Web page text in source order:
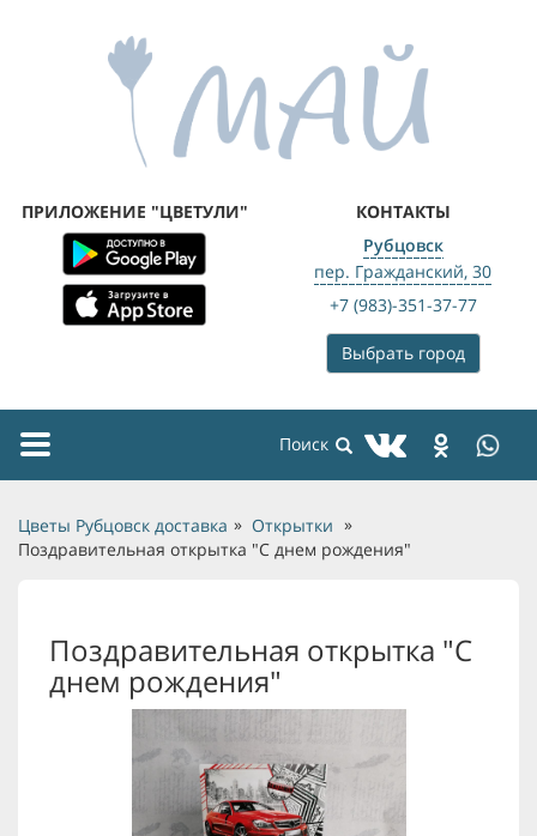
ПРИЛОЖЕНИЕ "ЦВЕТУЛИ"
КОНТАКТЫ
Рубцовск
пер. Гражданский, 30
+7 (983)-351-37-77
Выбрать город
Toggle
Цветы Рубцовск доставка
Открытки
Поздравительная открытка "С днем рождения"
Поздравительная открытка "С
днем рождения"